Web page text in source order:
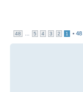
48
•
1
2
3
4
5
48